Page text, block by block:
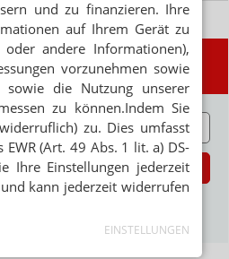
und zu finanzieren. Ihre
auf Ihrem Gerät zu
andere Informationen),
vorzunehmen sowie
sowie die Nutzung unserer
zu können.Indem Sie
zu. Dies umfasst
(Art. 49 Abs. 1 lit. a) DS-
Ihre Einstellungen jederzeit
kann jederzeit widerrufen
EINSTELLUNGEN
Newsletter
ADRESSE
Jetzt abonnieren